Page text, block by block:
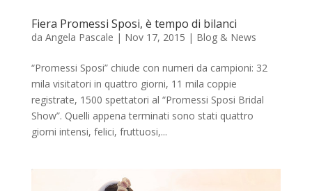
Fiera Promessi Sposi, è tempo di bilanci
da Angela Pascale | Nov 17, 2015 | Blog & News
“Promessi Sposi” chiude con numeri da campioni: 32
mila visitatori in quattro giorni, 11 mila coppie
registrate, 1500 spettatori al “Promessi Sposi Bridal
Show”. Quelli appena terminati sono stati quattro
giorni intensi, felici, fruttuosi,...